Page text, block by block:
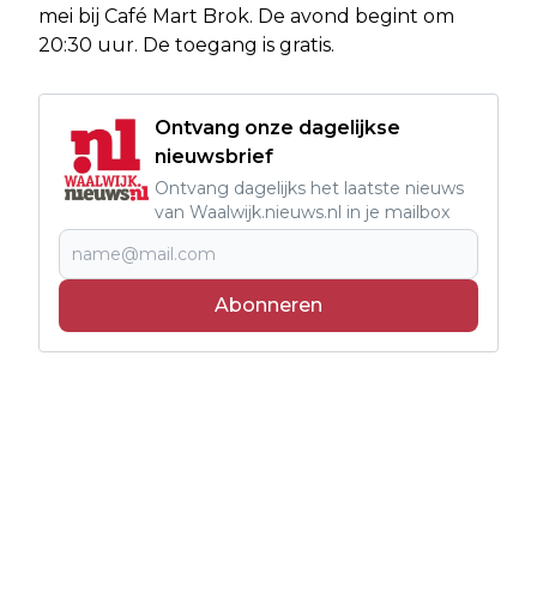
mei bij Café Mart Brok. De avond begint om
20:30 uur. De toegang is gratis.
Ontvang onze dagelijkse
nieuwsbrief
Ontvang dagelijks het laatste nieuws
van Waalwijk.nieuws.nl in je mailbox
Abonneren